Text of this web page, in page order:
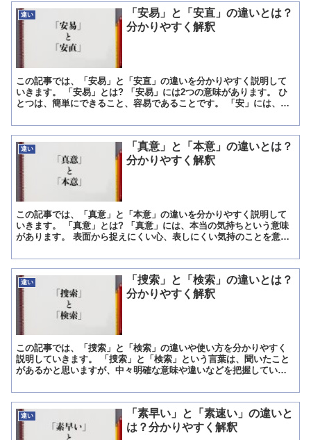
違い
「安易」と「安直」の違いとは？
分かりやすく解釈
この記事では、「安易」と「安直」の違いを分かりやすく説明して
いきます。 「安易」とは? 「安易」には2つの意味があります。 ひ
とつは、簡単にできること、容易であることです。 「安」には、た
違い
「真意」と「本意」の違いとは？
分かりやすく解釈
この記事では、「真意」と「本意」の違いを分かりやすく説明して
いきます。 「真意」とは? 「真意」には、本当の気持ちという意味
があります。 表面から捉えにくい心、表しにくい気持のことを意味
違い
「捜索」と「検索」の違いとは？
分かりやすく解釈
この記事では、「捜索」と「検索」の違いや使い方を分かりやすく
説明していきます。 「捜索」と「検索」という言葉は、聞いたこと
があるかと思いますが、中々明確な意味や違いなどを把握している
違い
「素早い」と「素速い」の違いと
は？分かりやすく解釈